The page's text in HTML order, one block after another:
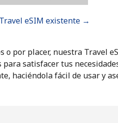
¿Olvidaste tu
eSIM existente →
o por placer, nuestra Travel
satisfacer tus
haciéndola fácil de usar y